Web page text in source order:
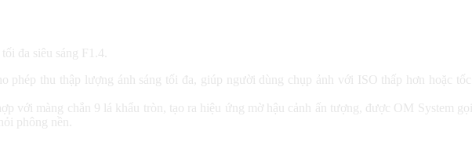
đa siêu sáng F1.4.
phép thu thập lượng ánh sáng tối đa, giúp người dùng chụp ảnh với ISO thấp hơn hoặc
với màng chắn 9 lá khẩu tròn, tạo ra hiệu ứng mờ hậu cảnh ấn tượng, được OM System
phông nền.